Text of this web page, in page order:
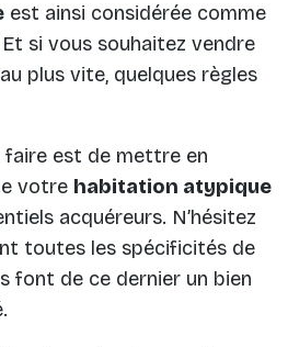
est ainsi considérée comme
si vous souhaitez vendre
au plus vite, quelques règles
faire est de mettre en
votre habitation atypique
acquéreurs. N’hésitez
toutes les spécificités de
font de ce dernier un bien